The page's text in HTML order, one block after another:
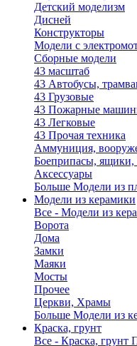
Детский моделизм
Дисней
Конструкторы
Модели с
Сборные модели
43 масштаб
43 Автобусы,
43 Грузовые
43 Пожарные
43 Легковые
43 Прочая техника
Аммуниция,
Боеприпасы, ящики,
Аксессуары
Больше Модели из
Модели из керамики
Все - Модели из
Ворота
Дома
Замки
Маяки
Мосты
Прочее
Церкви, Храмы
Больше Модели из
Краска, грунт
Все - Краска, грунт